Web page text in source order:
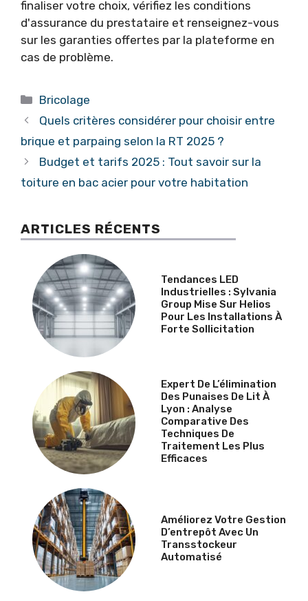
finaliser votre choix, vérifiez les conditions
d'assurance du prestataire et renseignez-vous
sur les garanties offertes par la plateforme en
cas de problème.
Catégories
Bricolage
Quels critères considérer pour choisir entre
brique et parpaing selon la RT 2025 ?
Budget et tarifs 2025 : Tout savoir sur la
toiture en bac acier pour votre habitation
ARTICLES RÉCENTS
Tendances LED
Industrielles : Sylvania
Group Mise Sur Helios
Pour Les Installations À
Forte Sollicitation
Expert De L’élimination
Des Punaises De Lit À
Lyon : Analyse
Comparative Des
Techniques De
Traitement Les Plus
Efficaces
Améliorez Votre Gestion
D’entrepôt Avec Un
Transstockeur
Automatisé